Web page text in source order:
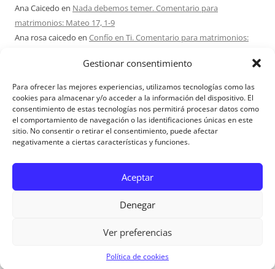
Gestionar consentimiento
Para ofrecer las mejores experiencias, utilizamos tecnologías como las
cookies para almacenar y/o acceder a la información del dispositivo. El
consentimiento de estas tecnologías nos permitirá procesar datos como
el comportamiento de navegación o las identificaciones únicas en este
sitio. No consentir o retirar el consentimiento, puede afectar
negativamente a ciertas características y funciones.
Aceptar
Denegar
Ver preferencias
Política de cookies
Ana Caicedo en Nada debemos temer. Comentario para
matrimonios: Mateo 17, 1-9
Ana rosa caicedo en Confío en Ti. Comentario para matrimonios:
en¿Ser o hacer? Comentario para Matrimonios:
Mateo 15, 1-2. 10-14
Maria Asuncion Herrero Mendezen¿Ser o hacer? Comentario para
Matrimonios: Mateo 15, 1-2. 10-14
Política de privacidad|